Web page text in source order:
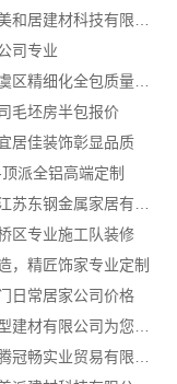
司专业
绍兴卓鑫装饰材料有限公司：上虞区精细化全包质量有保障
毛坯房半包报价
居佳装饰彰显品质
派全铝高端定制
区专业施工队装修
，精匠饰家专业定制
日常居家公司价格